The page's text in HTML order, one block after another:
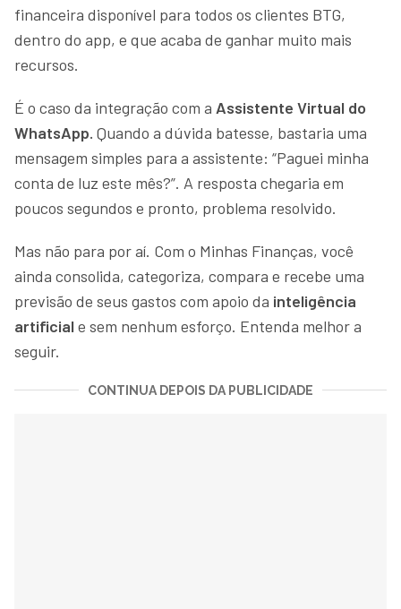
financeira disponível para todos os clientes BTG,
dentro do app, e que acaba de ganhar muito mais
recursos.
É o caso da integração com a Assistente Virtual do
WhatsApp. Quando a dúvida batesse, bastaria uma
mensagem simples para a assistente: “Paguei minha
conta de luz este mês?”. A resposta chegaria em
poucos segundos e pronto, problema resolvido.
Mas não para por aí. Com o Minhas Finanças, você
ainda consolida, categoriza, compara e recebe uma
previsão de seus gastos com apoio da inteligência
artificial e sem nenhum esforço. Entenda melhor a
seguir.
CONTINUA DEPOIS DA PUBLICIDADE